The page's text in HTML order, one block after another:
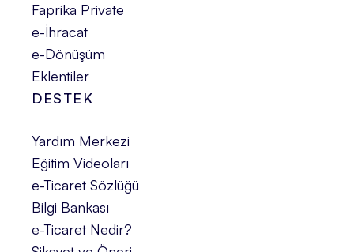
Faprika Private
e-İhracat
e-Dönüşüm
Eklentiler
DESTEK
Yardım Merkezi
Eğitim Videoları
e-Ticaret Sözlüğü
Bilgi Bankası
e-Ticaret Nedir?